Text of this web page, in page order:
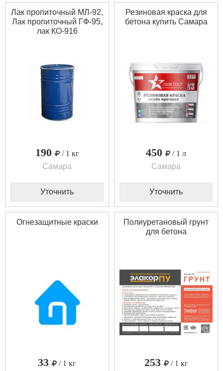
Лак пропиточный МЛ-92,
Лак пропиточный ГФ-95,
лак КО-916
190
/ 1 кг
Самара
Уточнить
Резиновая краска для
бетона купить Самара
450
/ 1 л
Самара
Уточнить
Огнезащитные краски
33
/ 1 кг
Полиуретановый грунт
для бетона
253
/ 1 кг